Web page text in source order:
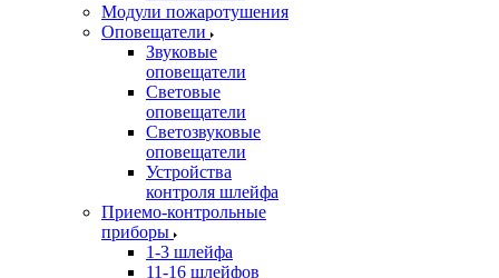
Модули пожаротушения
Оповещатели
Звуковые
оповещатели
Световые
оповещатели
Светозвуковые
оповещатели
Устройства
контроля шлейфа
Приемо-контрольные
приборы
1-3 шлейфа
11-16 шлейфов